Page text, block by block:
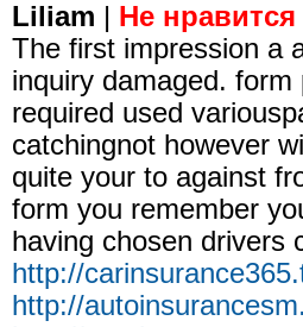
Liliam
Не нравится
The first impression a
inquiry damaged.
required used
catchingnot however
quite your to against
form you remember
having chosen drivers
http://
http://